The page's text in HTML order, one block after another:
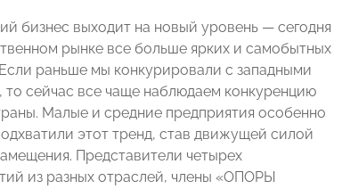
бизнес выходит на новый уровень — сегодня
рынке все больше ярких и самобытных
раньше мы конкурировали с западными
то сейчас все чаще наблюдаем конкуренцию
Малые и средние предприятия особенно
этот тренд, став движущей силой
Представители четырех
из разных отраслей, члены «ОПОРЫ